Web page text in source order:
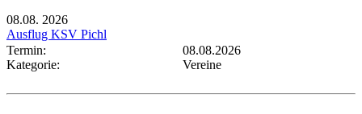
08.08. 2026
Ausflug KSV Pichl
Termin:
08.08.2026
Kategorie:
Vereine